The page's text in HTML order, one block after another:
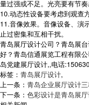
量过强或不足。光亮要有节
10.动态性设备要考虑到观查
11.音像效果。音像设备、演
止过密集和互相干扰。
青岛展厅设计公司？青岛展
好？青岛信通展览工程有限
岛党建展厅设计,,电话
标签： 青岛展厅设计,
上一条： 青岛企业展厅设计
下一条： 色彩设计是青岛展